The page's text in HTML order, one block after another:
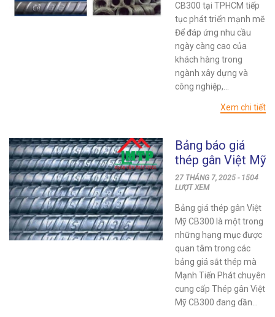
CB300 tại TPHCM tiếp
tục phát triển mạnh mẽ
Để đáp ứng nhu cầu
ngày càng cao của
khách hàng trong
ngành xây dựng và
công nghiệp,...
Xem chi tiết
Bảng báo giá
thép gân Việt Mỹ
CB300 mới nhất
27 THÁNG 7, 2025 - 1504
LƯỢT XEM
Bảng giá thép gân Việt
Mỹ CB300 là một trong
những hạng mục được
quan tâm trong các
bảng giá sắt thép mà
Mạnh Tiến Phát chuyên
cung cấp Thép gân Việt
Mỹ CB300 đang dần...